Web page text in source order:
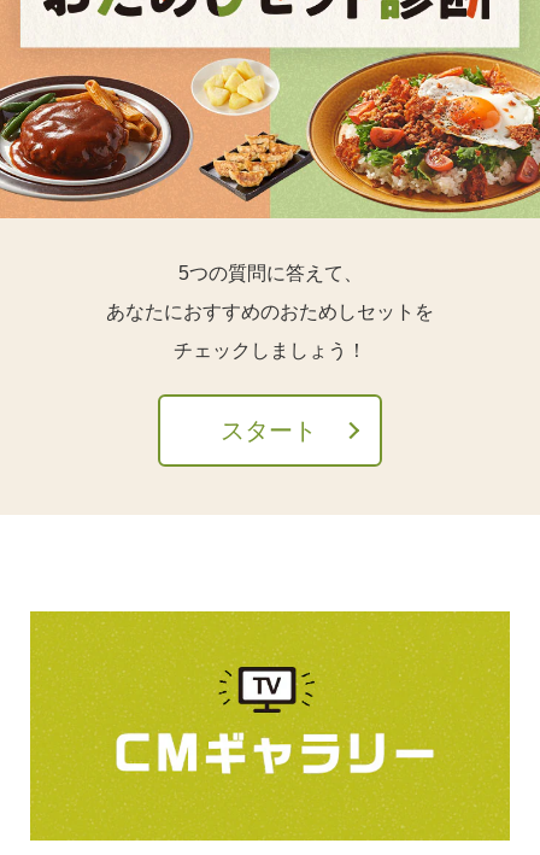
5つの質問に答えて、
あなたにおすすめのおためしセットを
チェックしましょう！
スタート